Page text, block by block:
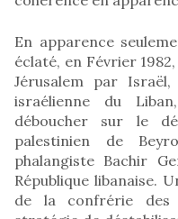
En apparence
éclaté, en Février
Jérusalem par
israélienne du
déboucher sur le
palestinien de
phalangiste Bachir
République libanaise.
de la confrérie des